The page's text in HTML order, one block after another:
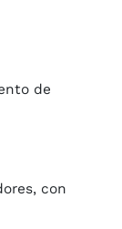
de
con